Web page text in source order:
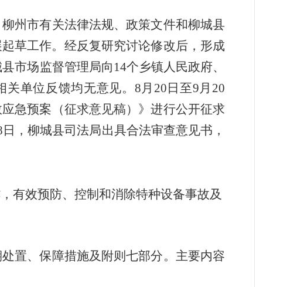
州市有关法律法规、政策文件和柳城县
草工作。经反复研究讨论修改后，形成
市场监督管理局向 14个乡镇人民政府、
单位反馈均无意见。 8月 20 日至9月 20
急预案 （征求意见稿）》进行公开征求
日，柳城县司法局出具合法审查意见书，
有效预防、控制和消除特种设备事故及
置、保障措施及附则七部分。主要内容